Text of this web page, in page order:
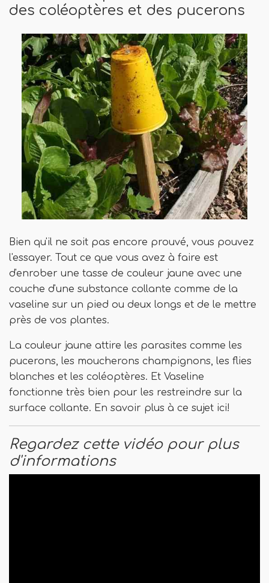
des coléoptères et des pucerons
Bien qu'il ne soit pas encore prouvé, vous pouvez
l'essayer. Tout ce que vous avez à faire est
d'enrober une tasse de couleur jaune avec une
couche d'une substance collante comme de la
vaseline sur un pied ou deux longs et de le mettre
près de vos plantes.
La couleur jaune attire les parasites comme les
pucerons, les moucherons champignons, les flies
blanches et les coléoptères. Et Vaseline
fonctionne très bien pour les restreindre sur la
surface collante. En savoir plus à ce sujet ici!
Regardez cette vidéo pour plus
d'informations